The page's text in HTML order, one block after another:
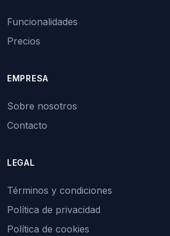
Funcionalidades
Precios
EMPRESA
Sobre nosotros
Contacto
LEGAL
Términos y condiciones
Política de privacidad
Política de cookies